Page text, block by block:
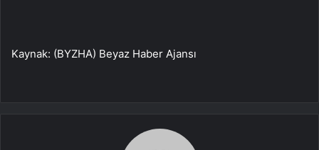
Kaynak: (BYZHA) Beyaz Haber Ajansı